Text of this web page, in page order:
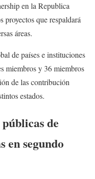
en la Republica
proyectos que respaldará
áreas.
de países e instituciones
miembros y 36 miembros
de las contribución
estados.
de
en segundo